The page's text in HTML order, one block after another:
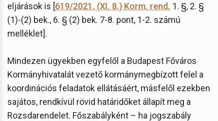
eljárások is [619/2021. (XI. 8.) Korm. rend. 1. §, 2. §
(1)-(2) bek., 6. § (2) bek. 7-8. pont, 1-2. számú
melléklet].
Mindezen ügyekben egyfelől a Budapest Főváros
Kormányhivatalát vezető kormánymegbízott felel a
koordinációs feladatok ellátásáért, másfelől ezekben
sajátos, rendkívül rövid határidőket állapít meg a
Rozsdarendelet. Főszabályként – ha jogszabály